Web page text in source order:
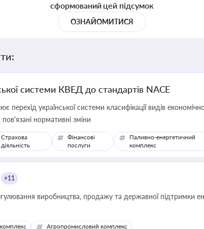
сформований цей підсумок
ОЗНАЙОМИТИСЯ
системи КВЕД до стандартів NACE
перехід української системи класифікації видів
нормативні зміни
Страхова
діяльність
Фінансові
послуги
Паливно-енергетичний
комплекс
+11
виробництва, продажу та державної підтримки
Агропромисловий комплекс